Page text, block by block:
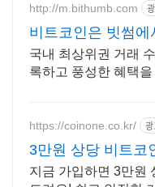
http://m.bithumb.com
비트코인은 빗썸에
시 5만원 혜택
국내 최상위권 거래
록하고 풍성한 혜택
https://coinone.co.kr/
3만원 상당 비트코
무사고 거래소
지금 가입하면 3만원